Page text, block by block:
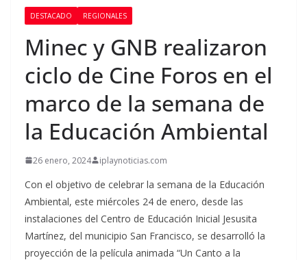
DESTACADO REGIONALES
Minec y GNB realizaron
ciclo de Cine Foros en el
marco de la semana de
la Educación Ambiental
26 enero, 2024 iplaynoticias.com
Con el objetivo de celebrar la semana de la Educación
Ambiental, este miércoles 24 de enero, desde las
instalaciones del Centro de Educación Inicial Jesusita
Martínez, del municipio San Francisco, se desarrolló la
proyección de la película animada “Un Canto a la